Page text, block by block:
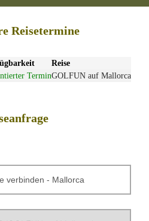
Reisetermine
Reise
TerminGOLFUN auf Mallorca